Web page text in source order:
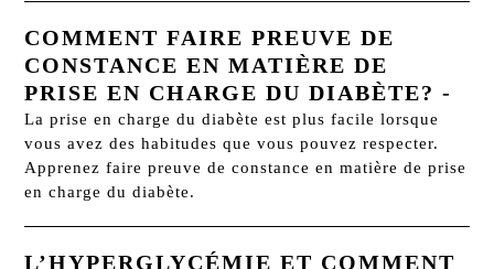
COMMENT FAIRE PREUVE DE
CONSTANCE EN MATIÈRE DE
PRISE EN CHARGE DU DIABÈTE? -
La prise en charge du diabète est plus facile lorsque
vous avez des habitudes que vous pouvez respecter.
Apprenez faire preuve de constance en matière de prise
en charge du diabète.
L’HYPERGLYCÉMIE ET COMMENT